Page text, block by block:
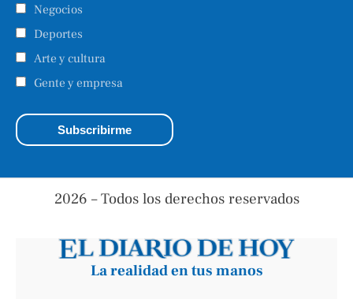
Negocios
Deportes
Arte y cultura
Gente y empresa
2026 – Todos los derechos reservados
La realidad en tus manos